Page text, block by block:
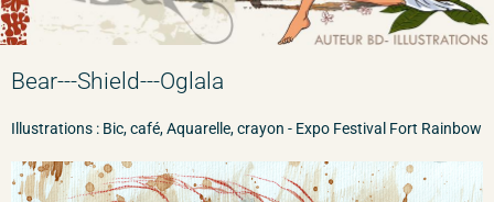
Bear---Shield---Oglala
Illustrations : Bic, café, Aquarelle, crayon - Expo Festival Fort Rainbow